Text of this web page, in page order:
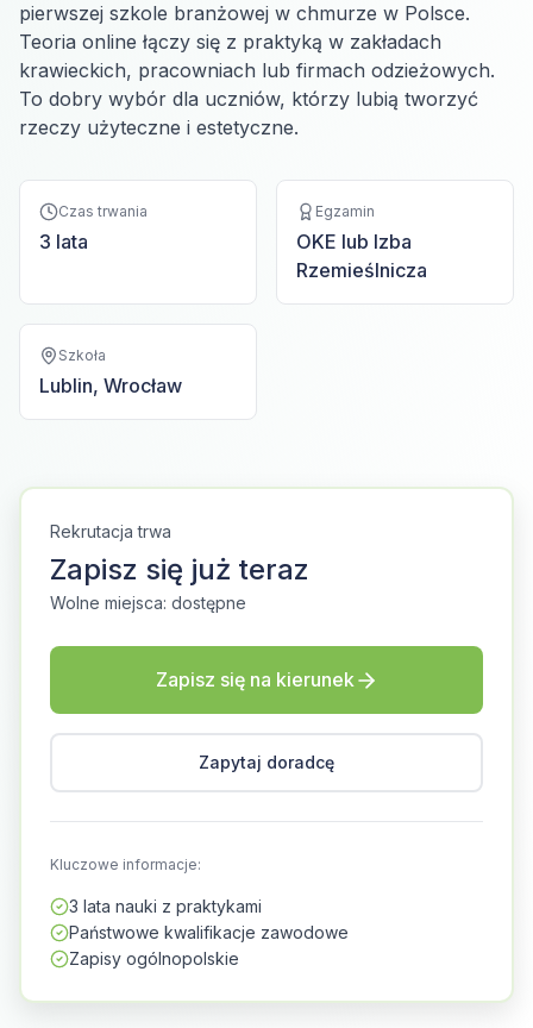
pierwszej szkole branżowej w chmurze w Polsce.
Teoria online łączy się z praktyką w zakładach
krawieckich, pracowniach lub firmach odzieżowych.
To dobry wybór dla uczniów, którzy lubią tworzyć
rzeczy użyteczne i estetyczne.
Czas trwania
3 lata
Egzamin
OKE lub Izba
Rzemieślnicza
Szkoła
Lublin, Wrocław
Rekrutacja trwa
Zapisz się już teraz
Wolne miejsca: dostępne
Zapisz się na kierunek
Zapytaj doradcę
Kluczowe informacje:
3 lata nauki z praktykami
Państwowe kwalifikacje zawodowe
Zapisy ogólnopolskie